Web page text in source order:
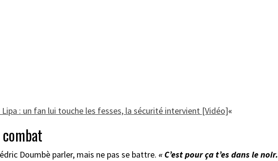
Lipa : un fan lui touche les fesses, la sécurité intervient [Vidéo]«
Doumbè parler, mais ne pas se battre. « C’est pour ça t’es dans le noir.